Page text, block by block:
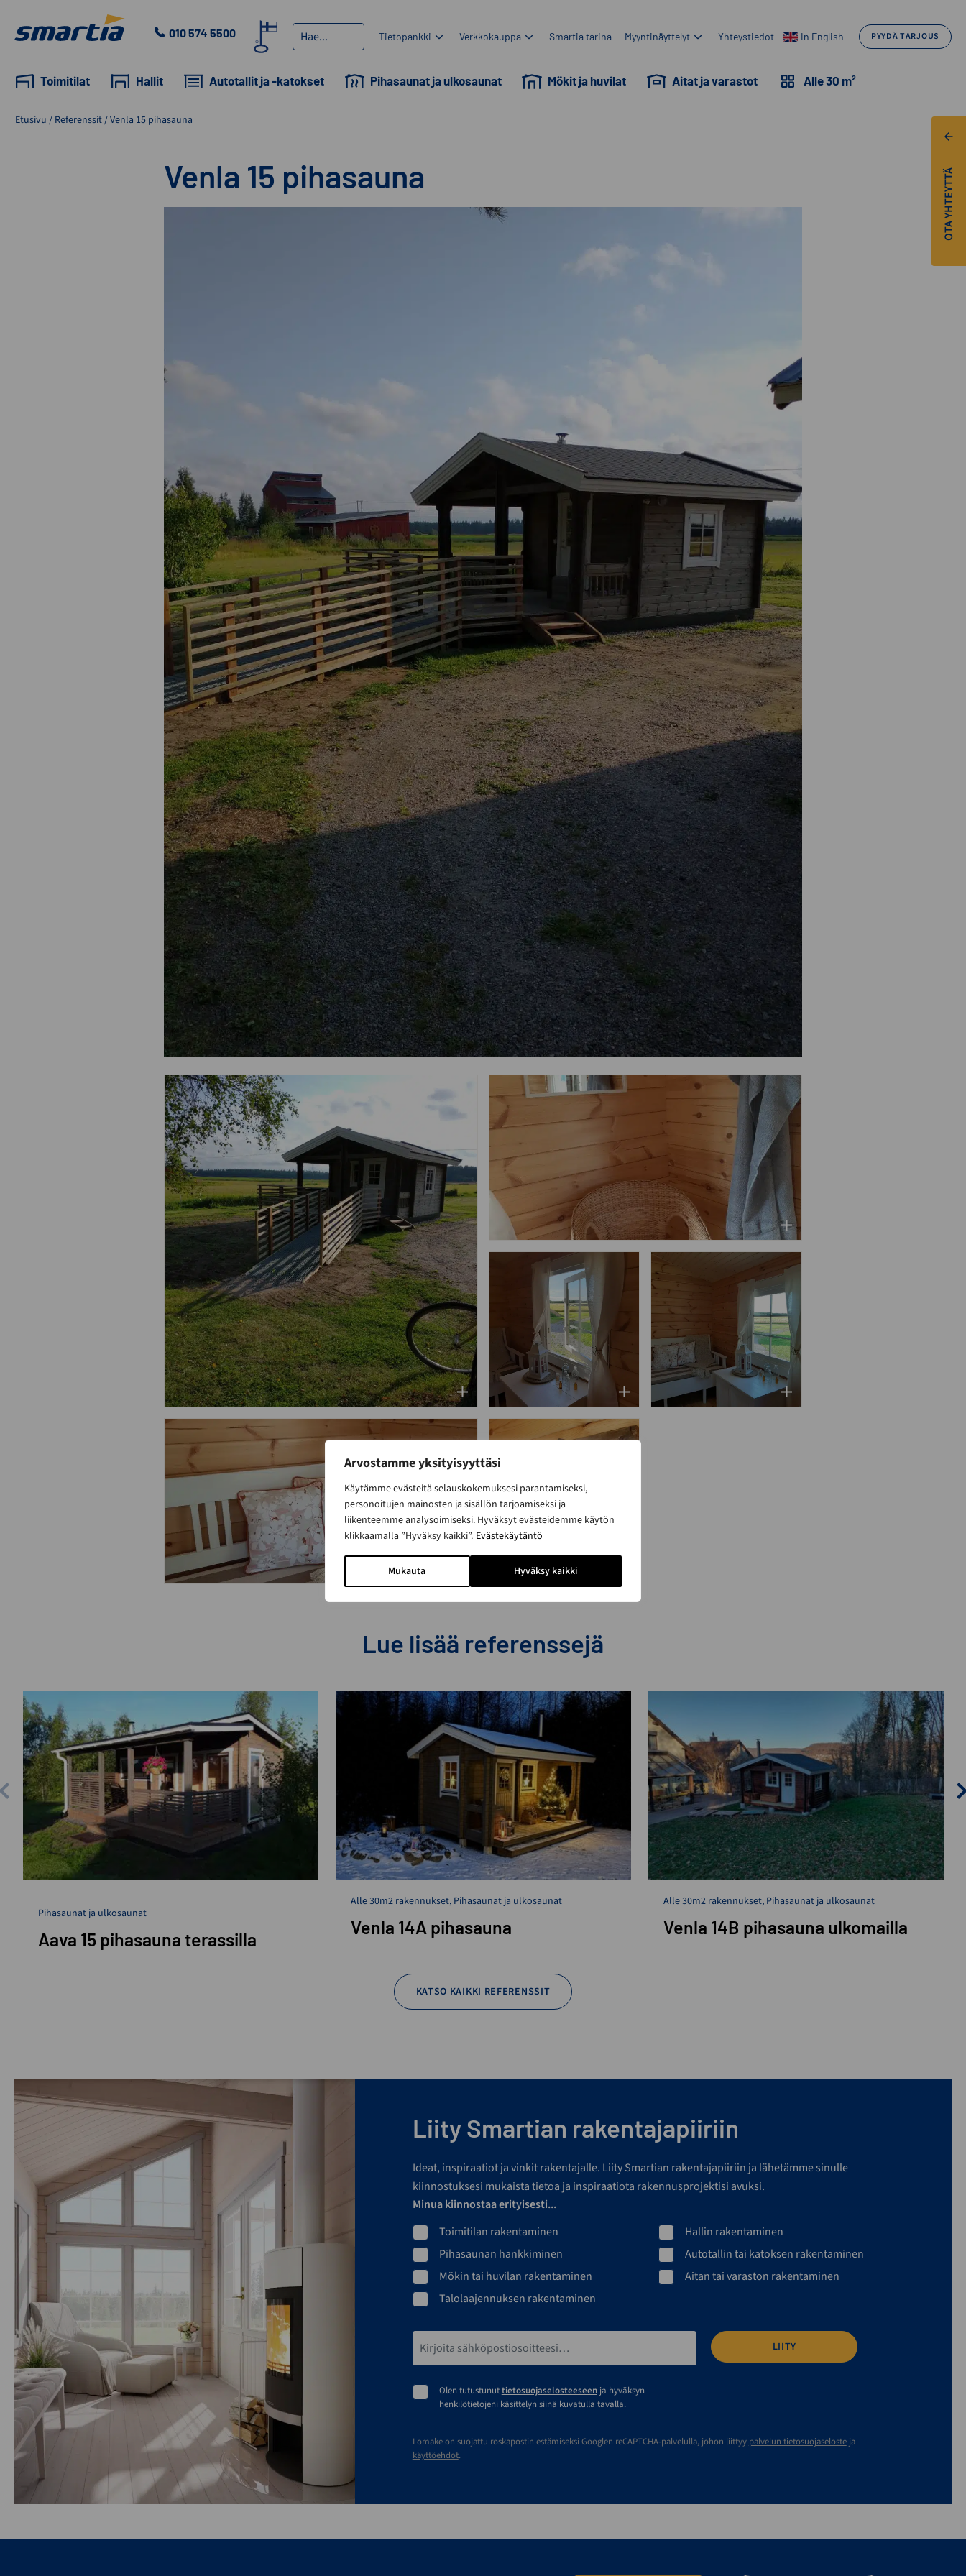
Arvostamme yksityisyyttäsi
Käytämme evästeitä selauskokemuksesi parantamiseksi,
personoitujen mainosten ja sisällön tarjoamiseksi ja
liikenteemme analysoimiseksi. Hyväksyt evästeidemme käytön
klikkaamalla ”Hyväksy kaikki”. Evästekäytäntö
Mukauta Hyväksy kaikki
content
Oy
010 574 5500
Toimitilat Hallit Autotallit ja -katokset Pihasaunat ja ulkosaunat Mökit ja huvilat Aitat ja varastot Alle 30 m²
Haku: Tietopankki Verkkokauppa Smartia tarina Myyntinäyttelyt Yhteystiedot In English PYYDÄ TARJOUS
Etusivu / Referenssit/Venla 15 pihasauna
Venla 15 pihasauna
Lue lisää referenssejä
Pihasaunat ja ulkosaunat
Aava 15 pihasauna terassilla
Alle 30m2 rakennukset, Pihasaunat ja ulkosaunat
Venla 14A pihasauna
Alle 30m2 rakennukset, Pihasaunat ja ulkosaunat
Venla 14B pihasauna ulkomailla
KATSO KAIKKI REFERENSSIT
Liity Smartian rakentajapiiriin
Ideat, inspiraatiot ja vinkit rakentajalle. Liity Smartian rakentajapiiriin ja lähetämme sinulle
kiinnostuksesi mukaista tietoa ja inspiraatiota rakennusprojektisi avuksi.
Minua kiinnostaa erityisesti...
Toimitilan rakentaminen
Hallin rakentaminen
Pihasaunan hankkiminen
Autotallin tai katoksen rakentaminen
Mökin tai huvilan rakentaminen
Aitan tai varaston rakentaminen
Talolaajennuksen rakentaminen
Olen tutustunuttietosuojaselosteeseenja hyväksyn
henkilötietojeni käsittelyn siinä kuvatulla tavalla.
Lomake on suojattu roskapostin estämiseksi Googlen reCAPTCHA-palvelulla, johon liittyy palvelun tietosuojaselosteja
käyttöehdot.
OTA YHTEYTTÄ